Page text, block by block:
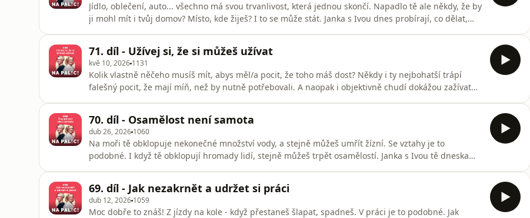
Jídlo, oblečení, auto... všechno má svou trvanlivost, která jednou skončí. Napadlo tě ale někdy, že by
ji mohl mít i tvůj domov? Místo, kde žiješ? I to se může stát. Janka s Ivou dnes probírají, co dělat,
71. díl - Užívej si, že si můžeš užívat
kvě 10, 2026 1131
Kolik vlastně něčeho musíš mít, abys měl/a pocit, že toho máš dost? Někdy i ty nejbohatší trápí
falešný pocit, že mají míň, než by nutně potřebovali. A naopak i objektivně chudí dokážou zažívat
70. díl - Osamělost není samota
dub 26, 2026 1060
Na moři tě obklopuje nekonečné množství vody, a stejně můžeš umřít žízní. Se vztahy je to
podobné. I když tě obklopují hromady lidí, stejně můžeš trpět osamělostí. Janka s Ivou tě dneska
praktický
69. díl - Jak nezakrnět a udržet si práci
dub 12, 2026 1059
Moc dobře to znáš! Z jízdy na kole - když přestaneš šlapat, spadneš. V práci je to podobné. Jak